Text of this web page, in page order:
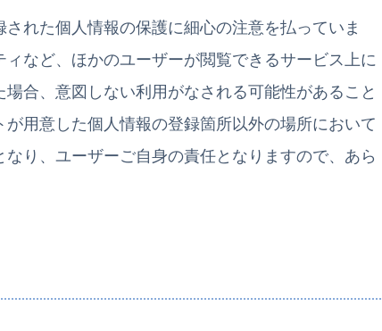
れた個人情報の保護に細心の注意を払っていま
など、ほかのユーザーが閲覧できるサービス上に
合、意図しない利用がなされる可能性があること
用意した個人情報の登録箇所以外の場所において
り、ユーザーご自身の責任となりますので、あら